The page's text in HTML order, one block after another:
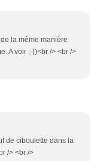
la même manière
A voir ;-))<br /> <br />
de ciboulette dans la
/> <br />